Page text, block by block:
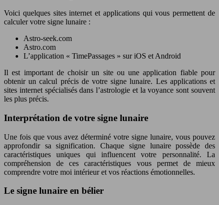
Voici quelques sites internet et applications qui vous permettent de
calculer votre signe lunaire :
Astro-seek.com
Astro.com
L’application « TimePassages » sur iOS et Android
Il est important de choisir un site ou une application fiable pour
obtenir un calcul précis de votre signe lunaire. Les applications et
sites internet spécialisés dans l’astrologie et la voyance sont souvent
les plus précis.
Interprétation de votre signe lunaire
Une fois que vous avez déterminé votre signe lunaire, vous pouvez
approfondir sa signification. Chaque signe lunaire possède des
caractéristiques uniques qui influencent votre personnalité. La
compréhension de ces caractéristiques vous permet de mieux
comprendre votre moi intérieur et vos réactions émotionnelles.
Le signe lunaire en bélier